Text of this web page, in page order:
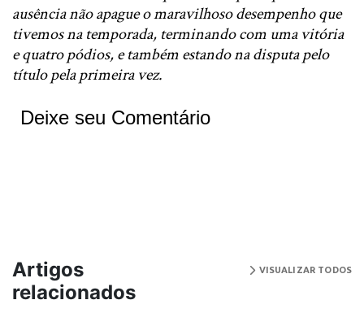
ausência não apague o maravilhoso desempenho que
tivemos na temporada, terminando com uma vitória
e quatro pódios, e também estando na disputa pelo
título pela primeira vez.
Deixe seu Comentário
Artigos
relacionados
VISUALIZAR TODOS